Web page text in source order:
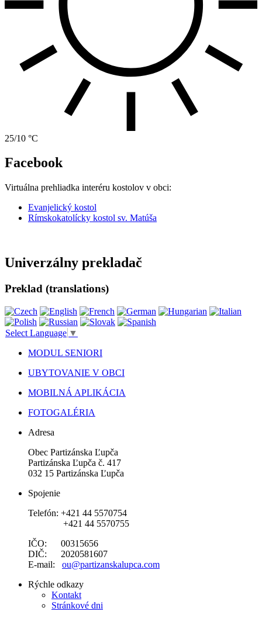
25/10 °C
Facebook
Virtuálna prehliadka interéru kostolov v obci:
Evanjelický kostol
Rímskokatolícky kostol sv. Matúša
Univerzálny prekladač
Preklad (translations)
Select Language ▼
MODUL SENIORI
UBYTOVANIE V OBCI
MOBILNÁ APLIKÁCIA
FOTOGALÉRIA
Adresa
Obec Partizánska Ľupča
Partizánska Ľupča č. 417
032 15 Partizánska Ľupča
Spojenie
Telefón: +421 44 5570754
+421 44 5570755
IČO: 00315656
DIČ: 2020581607
E-mail: ou@partizanskalupca.com
Rýchle odkazy
Kontakt
Stránkové dni